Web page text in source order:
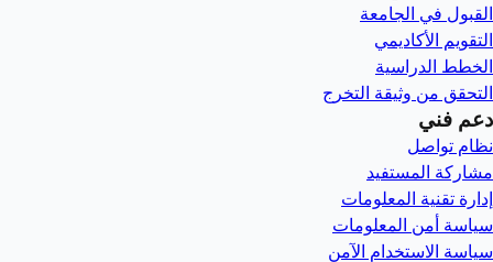
القبول في الجامعة
التقويم الأكاديمي
الخطط الدراسية
التحقق من وثيقة التخرج
دعم فني
نظام تواصل
مشاركة المستفيد
إدارة تقنية المعلومات
سياسة أمن المعلومات
سياسة الاستخدام الآمن